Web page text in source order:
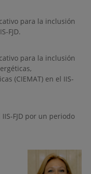
para la inclusión
FJD.
para la inclusión
(CIEMAT) en el IIS-
FJD por un periodo